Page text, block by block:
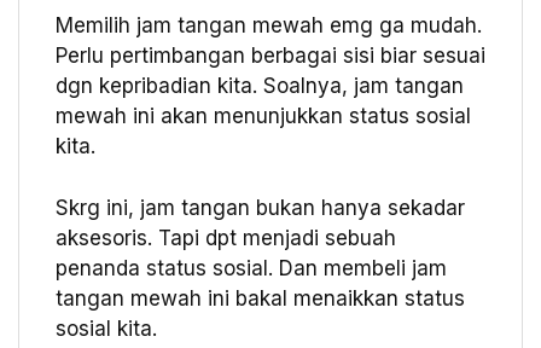
Memilih jam tangan mewah emg ga mudah.
Perlu pertimbangan berbagai sisi biar sesuai
dgn kepribadian kita. Soalnya, jam tangan
mewah ini akan menunjukkan status sosial
kita.
Skrg ini, jam tangan bukan hanya sekadar
aksesoris. Tapi dpt menjadi sebuah
penanda status sosial. Dan membeli jam
tangan mewah ini bakal menaikkan status
sosial kita.